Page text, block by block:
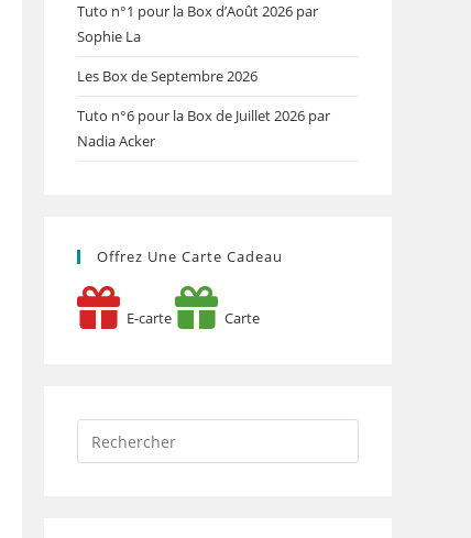
Tuto n°1 pour la Box d’Août 2026 par
Sophie La
Les Box de Septembre 2026
Tuto n°6 pour la Box de Juillet 2026 par
Nadia Acker
Offrez Une Carte Cadeau
E-carte Carte